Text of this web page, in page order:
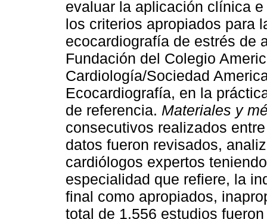
evaluar la aplicación clínica
los criterios apropiados para
ecocardiografía de estrés de
Fundación del Colegio
Cardiología/Sociedad
Ecocardiografía, en la
de referencia. Materiales y
consecutivos realizados
datos fueron revisados,
cardiólogos expertos
especialidad que refiere, la
final como apropiados,
total de 1.556 estudios